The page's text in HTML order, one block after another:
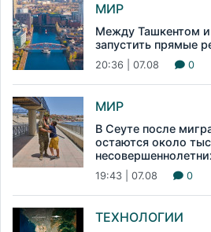
МИР
Между Ташкентом
запустить прямые
20:36 | 07.08 0
МИР
В Сеуте после
остаются около
19:43 | 07.08 0
ТЕХНОЛОГИИ